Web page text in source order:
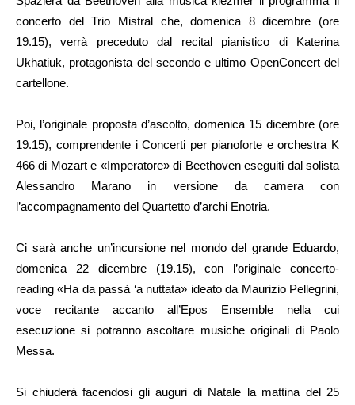
concerto del Trio Mistral che, domenica 8 dicembre (ore
19.15), verrà preceduto dal recital pianistico di Katerina
Ukhatiuk, protagonista del secondo e ultimo OpenConcert del
cartellone.
Poi, l’originale proposta d’ascolto, domenica 15 dicembre (ore
19.15), comprendente i Concerti per pianoforte e orchestra K
466 di Mozart e «Imperatore» di Beethoven eseguiti dal solista
Alessandro Marano in versione da camera con
l’accompagnamento del Quartetto d’archi Enotria.
Ci sarà anche un’incursione nel mondo del grande Eduardo,
domenica 22 dicembre (19.15), con l’originale concerto-
reading «Ha da passà ‘a nuttata» ideato da Maurizio Pellegrini,
voce recitante accanto all’Epos Ensemble nella cui
esecuzione si potranno ascoltare musiche originali di Paolo
Messa.
Si chiuderà facendosi gli auguri di Natale la mattina del 25